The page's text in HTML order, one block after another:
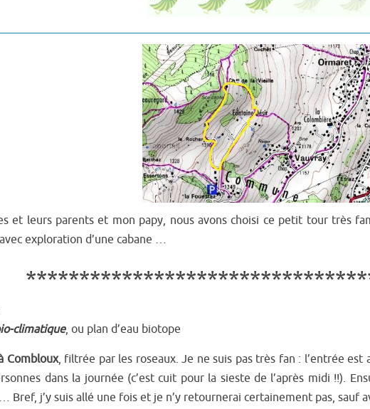
et leurs parents et mon papy, nous avons choisi ce petit tour très
exploration d’une cabane …
climatique, ou plan d’eau biotope
Combloux, filtrée par les roseaux. Je ne suis pas très fan : l’entrée
dans la journée (c’est cuit pour la sieste de l’après midi !!).
Bref, j’y suis allé une fois et je n’y retournerai certainement pas, sauf